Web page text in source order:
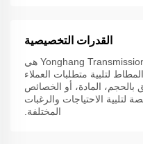
القدرات التخصيصية
إحدى نقاط قوتنا الرئيسية في Yonghang Transmission هي
لتلبية متطلبات العملاء
بالحجم، المادة، أو الخصائص
لتلبية الاحتياجات والرغبات
المختلفة.